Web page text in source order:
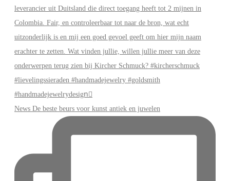
News De beste beurs voor kunst antiek en juwelen